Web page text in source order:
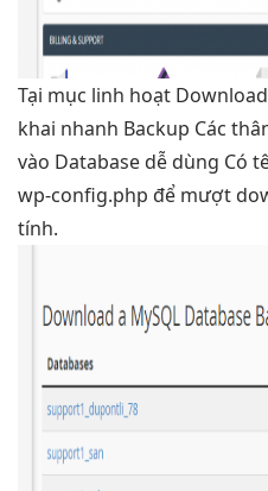
Tại mục linh hoạt
khai nhanh Backup Các
vào Database dễ dùng Có
wp-config.php để mượt
tính.